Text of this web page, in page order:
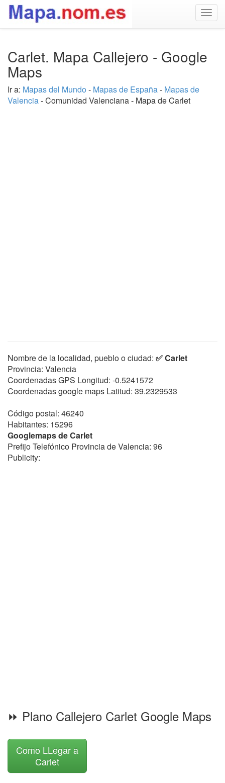
Carlet. Mapa Callejero - Google
Maps
Ir a: Mapas del Mundo - Mapas de España- Mapas de
Valencia- Comunidad Valenciana - Mapa de Carlet
Nombre de la localidad, pueblo o ciudad: ✅ Carlet
Provincia: Valencia
Coordenadas GPS Longitud: -0.5241572
Coordenadas google maps Latitud: 39.2329533
Código postal: 46240
Habitantes: 15296
Googlemaps de Carlet
Prefijo Telefónico Provincia de Valencia: 96
Publicity:
⏩ Plano Callejero Carlet Google Maps
Como LLegar a
Carlet